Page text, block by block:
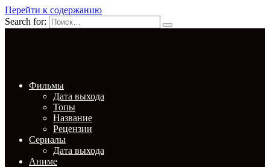
Перейти к содержанию
Search for:
Фильмы
Дата выхода
Топы
Название
Рецензии
Сериалы
Дата выхода
Аниме